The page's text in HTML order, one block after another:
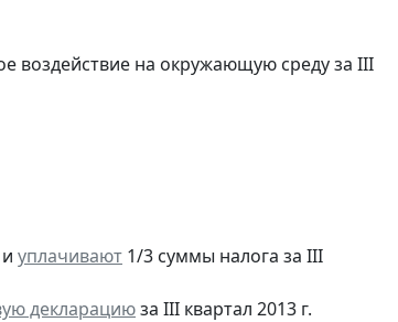
воздействие на окружающую среду за III
и уплачивают 1/3 суммы налога за III
декларациюза III квартал 2013 г.